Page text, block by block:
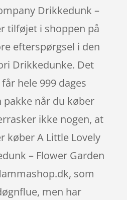
Drikkedunk –
tilføjet i shoppen på
efterspørgsel i den
Drikkedunke. Det
hele 999 dages
når du køber
ikke nogen, at
køber A Little Lovely
– Flower Garden
som
men har